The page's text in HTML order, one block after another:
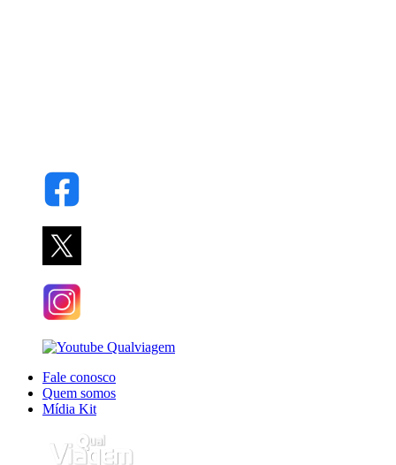
Fale conosco
Quem somos
Mídia Kit